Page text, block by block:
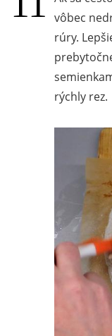
vôbec
rúry.
rýchly rez.